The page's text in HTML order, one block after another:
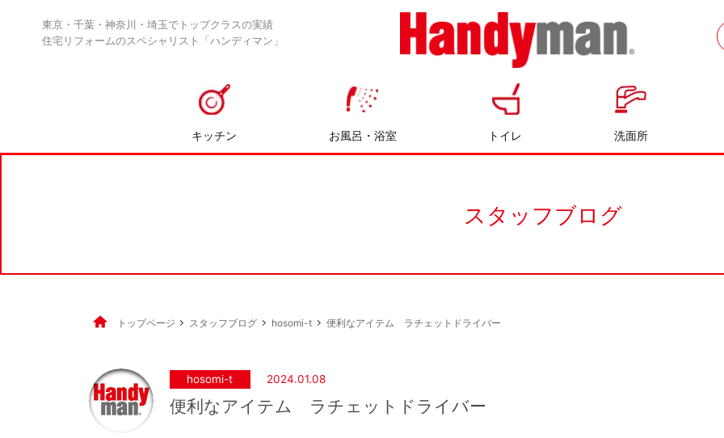
東京・千葉・神奈川・埼玉でトップクラスの実績
住宅リフォームのスペシャリスト「ハンディマン」
お風呂やキッチンのリフォームならハン
キッチン お風呂・浴室 トイレ 洗面所
スタッフブログ
トップページ スタッフブログ hosomi-t 便利なアイテム ラチェットドライバー
hosomi-t 2024.01.08
便利なアイテム ラチェットドライバー